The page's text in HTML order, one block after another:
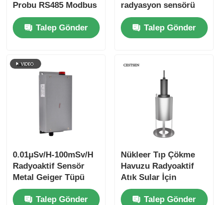
Dış hava kalitesi izleme sistemi
Ozon Dedektörü
Tayvan Huibo Ultrasonik Enstrüman Serisi
Kızılötesi yayma yeteneği dedektörü
Probu RS485 Modbus
Su İçin RAD-S201
Serisi Talep Gönder
radyasyon sensörü
CESTSEN Nükleer
radyasyon alarmı
Talep Gönder
0.01μSv/H-100mSv/H
Radyoaktif Sensör
Metal Geiger Tüpü
Gama X Işını
Talep Gönder
Nükleer Tıp Çökme
Havuzu Radyoaktif
Atık Sular İçin
Denizaltı Atık Su
Aktivitesi Ölçüm
Talep Gönder